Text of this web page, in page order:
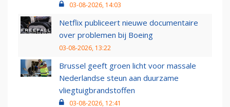
03-08-2026, 14:03
Netflix publiceert nieuwe documentaire
over problemen bij Boeing
03-08-2026, 13:22
Brussel geeft groen licht voor massale
Nederlandse steun aan duurzame
vliegtuigbrandstoffen
03-08-2026, 12:41